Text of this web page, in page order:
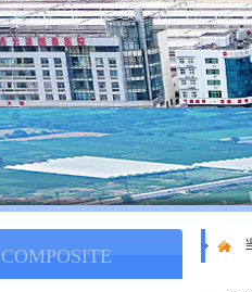
COMPOSITE